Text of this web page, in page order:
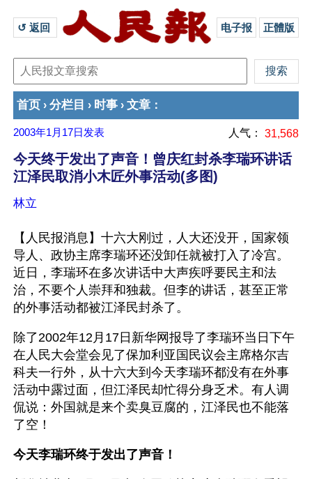
↺ 返回 电子报 正體版
首页 › 分栏目 › 时事 › 文章 ：
2003年1月17日 发表 人气： 31,568
今天终于发出了声音！曾庆红封杀李瑞环讲话
江泽民取消小木匠外事活动(多图)
林立
【人民报消息】十六大刚过，人大还没开，国家领
导人、政协主席李瑞环还没卸任就被打入了冷宫。
近日，李瑞环在多次讲话中大声疾呼要民主和法
治，不要个人崇拜和独裁。但李的讲话，甚至正常
的外事活动都被江泽民封杀了。
除了2002年12月17日新华网报导了李瑞环当日下午
在人民大会堂会见了保加利亚国民议会主席格尔吉
科夫一行外，从十六大到今天李瑞环都没有在外事
活动中露过面，但江泽民却忙得分身乏术。有人调
侃说：外国就是来个卖臭豆腐的，江泽民也不能落
了空！
今天李瑞环终于发出了声音！